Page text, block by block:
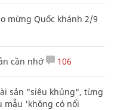
mừng Quốc khánh 2/9
cần nhớ 106
sản "siêu khủng", từng
mẫu 'không có nổi